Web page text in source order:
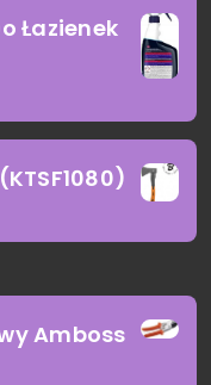
Łazienek
Amboss